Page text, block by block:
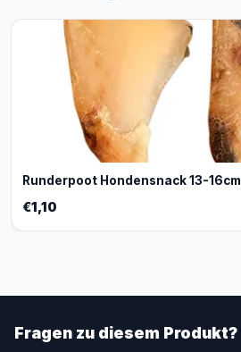
Runderpoot Hondensnack 13-16cm
€1,10
Fragen zu diesem Produkt?